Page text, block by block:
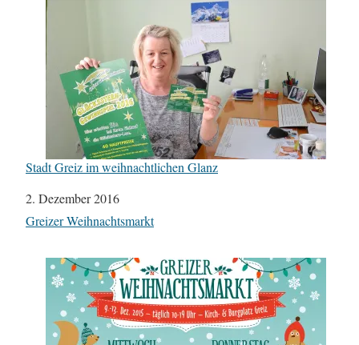
Stadt Greiz im weihnachtlichen Glanz
Datum
2. Dezember 2016
In Bezug auf
Greizer Weihnachtsmarkt